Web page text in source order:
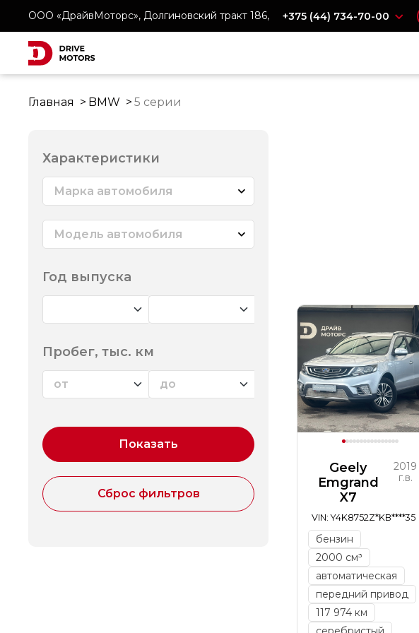
ООО «ДрайвМоторс», Долгиновский тракт 186, +375 (44) 734-70-00
Главная BMW 5 серии
Характеристики
Марка автомобиля
Модель автомобиля
Год выпуска
Пробег, тыс. км
Geely
Emgrand
X7
2019
г.в.
VIN: Y4K8752Z*KB****35
бензин
2000 см³
автоматическая
передний привод
117 974 км